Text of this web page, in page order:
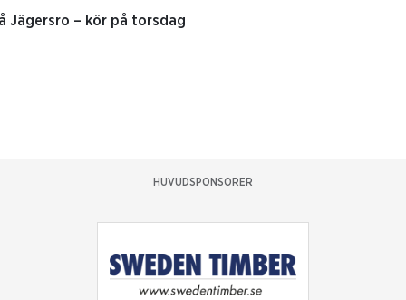
Jägersro – kör på torsdag
HUVUDSPONSORER